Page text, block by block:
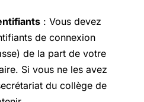
: Vous devez
de connexion
de la part de votre
Si vous ne les avez
du collège de